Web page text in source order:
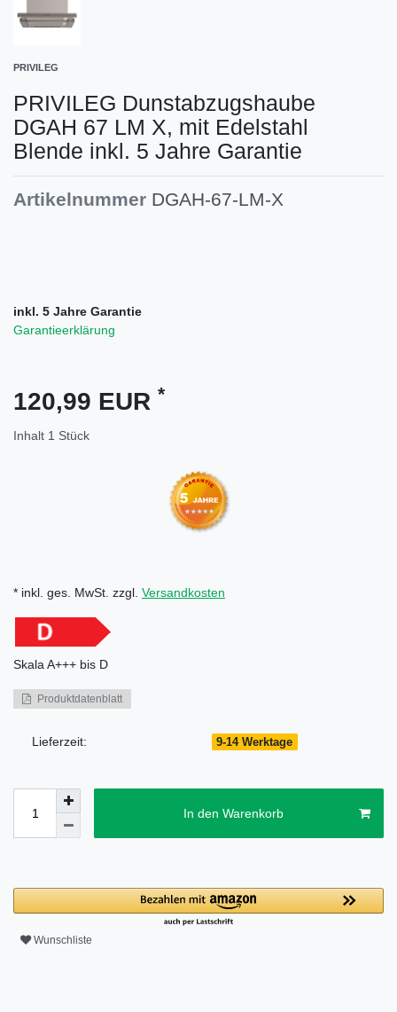
PRIVILEG
PRIVILEG Dunstabzugshaube
DGAH 67 LM X, mit Edelstahl
Blende inkl. 5 Jahre Garantie
Artikelnummer DGAH-67-LM-X
inkl. 5 Jahre Garantie
Garantieerklärung
120,99 EUR *
Inhalt 1 Stück
* inkl. ges. MwSt. zzgl. Versandkosten
Skala A+++ bis D
Produktdatenblatt
Lieferzeit: 9-14 Werktage
In den Warenkorb
Wunschliste